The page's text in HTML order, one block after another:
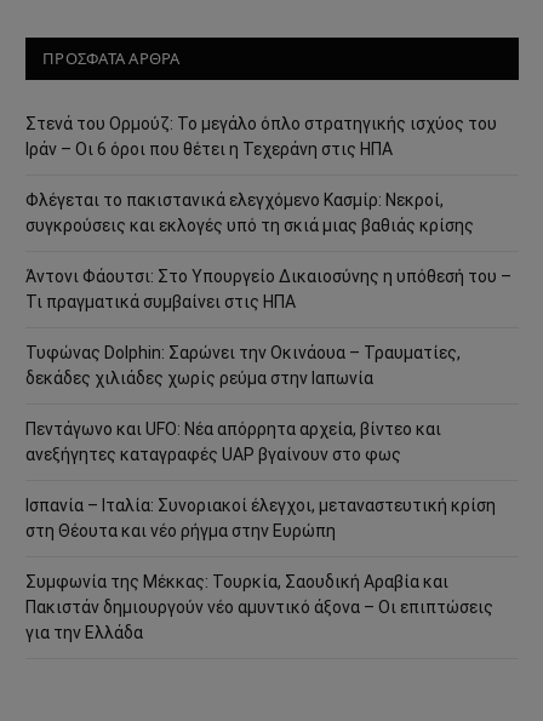
ΠΡΟΣΦΑΤΑ ΑΡΘΡΑ
Στενά του Ορμούζ: Το μεγάλο όπλο στρατηγικής ισχύος του
Ιράν – Οι 6 όροι που θέτει η Τεχεράνη στις ΗΠΑ
Φλέγεται το πακιστανικά ελεγχόμενο Κασμίρ: Νεκροί,
συγκρούσεις και εκλογές υπό τη σκιά μιας βαθιάς κρίσης
Άντονι Φάουτσι: Στο Υπουργείο Δικαιοσύνης η υπόθεσή του –
Τι πραγματικά συμβαίνει στις ΗΠΑ
Τυφώνας Dolphin: Σαρώνει την Οκινάουα – Τραυματίες,
δεκάδες χιλιάδες χωρίς ρεύμα στην Ιαπωνία
Πεντάγωνο και UFO: Νέα απόρρητα αρχεία, βίντεο και
ανεξήγητες καταγραφές UAP βγαίνουν στο φως
Ισπανία – Ιταλία: Συνοριακοί έλεγχοι, μεταναστευτική κρίση
στη Θέουτα και νέο ρήγμα στην Ευρώπη
Συμφωνία της Μέκκας: Τουρκία, Σαουδική Αραβία και
Πακιστάν δημιουργούν νέο αμυντικό άξονα – Οι επιπτώσεις
για την Ελλάδα